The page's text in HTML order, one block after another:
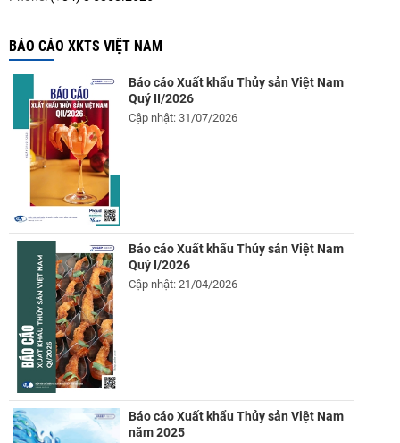
BT tuần TMTS xuất bản năm 2010
BT tuần TMTS xuất bản năm 2009
BÁO CÁO XKTS VIỆT NAM
Báo cáo Xuất khẩu Thủy sản Việt Nam
Quý II/2026
Cập nhật: 31/07/2026
Báo cáo Xuất khẩu Thủy sản Việt Nam
Quý I/2026
Cập nhật: 21/04/2026
Báo cáo Xuất khẩu Thủy sản Việt Nam
năm 2025